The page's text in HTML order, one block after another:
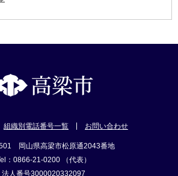
組織別電話番号一覧 お問い合わせ
岡山県高梁市松原通2043番地
：0866-21-0200 （代表）
法人番号3000020332097